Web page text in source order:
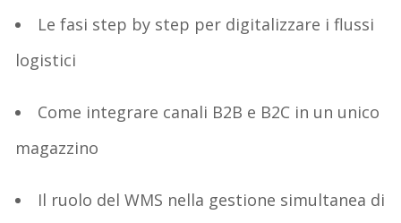
Le fasi step by step per digitalizzare i flussi
logistici
Come integrare canali B2B e B2C in un unico
magazzino
Il ruolo del WMS nella gestione simultanea di